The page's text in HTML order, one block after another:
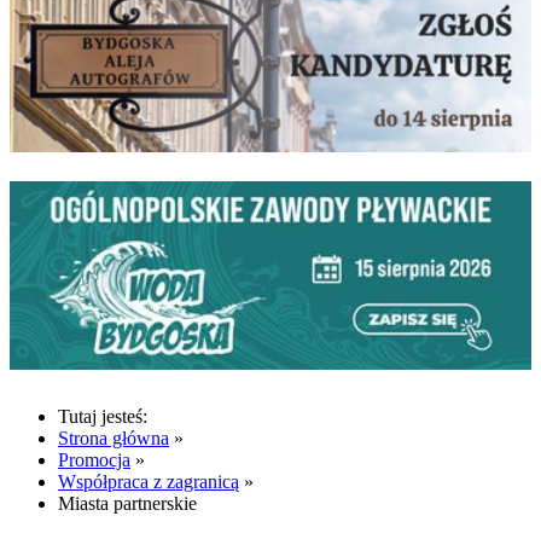
Tutaj jesteś:
Strona główna »
Promocja »
Współpraca z zagranicą »
Miasta partnerskie